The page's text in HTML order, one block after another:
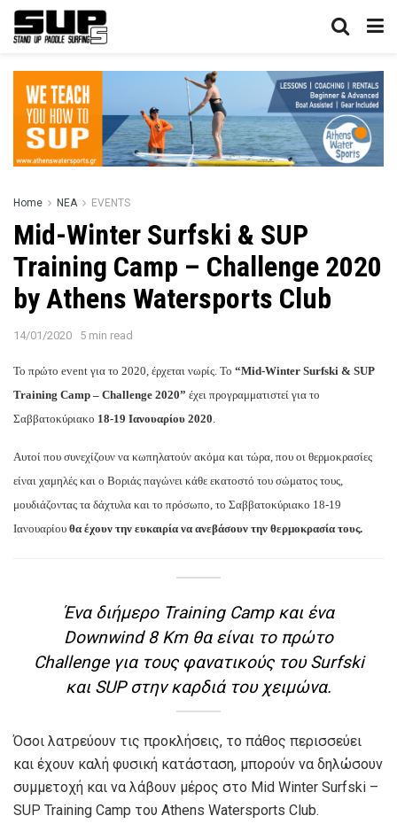
Home ΝΕΑ EVENTS
Mid-Winter Surfski & SUP
Training Camp – Challenge 2020
by Athens Watersports Club
14/01/2020 5 min read
Το πρώτο event για το 2020, έρχεται νωρίς. Το “Mid-Winter Surfski & SUP
Training Camp – Challenge 2020” έχει προγραμματιστεί για το
Σαββατοκύριακο 18-19 Ιανουαρίου 2020
Αυτοί που συνεχίζουν να κωπηλατούν ακόμα και τώρα, που οι θερμοκρασίες
είναι χαμηλές και ο Βοριάς παγώνει κάθε εκατοστό του σώματος τους,
μουδιάζοντας τα δάχτυλα και το πρόσωπο, το Σαββατοκύριακο 18-19
Ιανουαρίου θα έχουν την ευκαιρία να ανεβάσουν την θερμοκρασία τους.
Ένα διήμερο Training Camp και ένα
Downwind 8 Km θα είναι το πρώτο
Challenge για τους φανατικούς του Surfski
και SUP στην καρδιά του χειμώνα.
Όσοι λατρεύουν τις προκλήσεις, το πάθος περισσεύει
και έχουν καλή φυσική κατάσταση, μπορούν να δηλώσουν
συμμετοχή και να λάβουν μέρος στο Mid Winter Surfski –
SUP Training Camp του Athens Watersports Club.